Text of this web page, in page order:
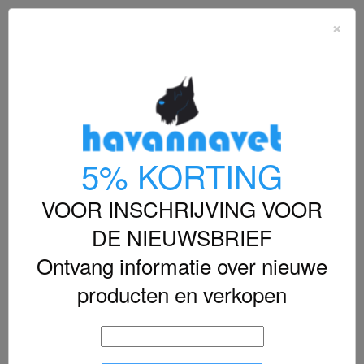
×
5% KORTING
VOOR INSCHRIJVING VOOR
DE NIEUWSBRIEF
Ontvang informatie over nieuwe
producten en verkopen
SUPPLEMENTEN
Relevantie  FILTER
Item 1-8 van 8 in totaal item(s)